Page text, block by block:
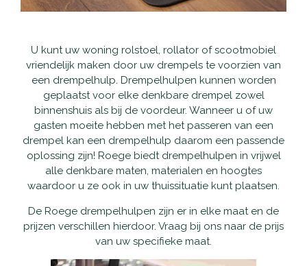
Verzekering
Garantie
Alles-in-één pakket
Aanpassingen
Tweedehands scootmobielen
Rollators
Rolstoelen
Accessoires
Accu's
Wandelstokken
Overig
U kunt uw woning rolstoel, rollator of scootmobiel
vriendelijk maken door uw drempels te voorzien van
een drempelhulp. Drempelhulpen kunnen worden
geplaatst voor elke denkbare drempel zowel
binnenshuis als bij de voordeur. Wanneer u of uw
gasten moeite hebben met het passeren van een
drempel kan een drempelhulp daarom een passende
oplossing zijn! Roege biedt drempelhulpen in vrijwel
alle denkbare maten, materialen en hoogtes
waardoor u ze ook in uw thuissituatie kunt plaatsen.
De Roege drempelhulpen zijn er in elke maat en de
prijzen verschillen hierdoor. Vraag bij ons naar de prijs
van uw specifieke maat.